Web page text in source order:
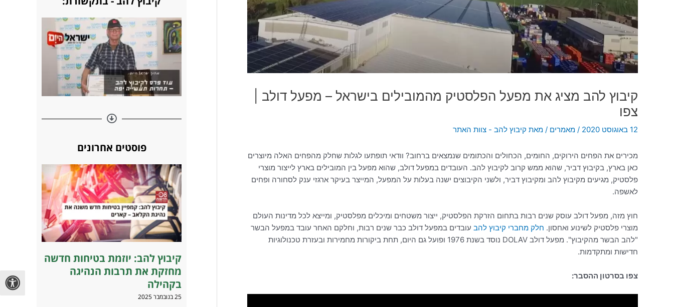
קיבוץ להב מציג את מפעל הפלסטיק מהמובילים בישראל – מפעל דולב |
צפו
12 באוגוסט 2020 / מאמרים / מאת קיבוץ להב - צוות האתר
מכירים את הפחים הירוקים, החומים, הכחולים והכתומים שנמצאים ברחוב? וודאי תופתעו לגלות שחלק מהפחים האלה מיוצרים
כאן בארץ, בקיבוץ דביר, שהוא ממש קרוב לקיבוץ להב. העובדים במפעל דולב, שהוא מפעל בין המובילים בארץ לייצור מוצרי
פלסטיק, מגיעים מקיבוץ להב ומקיבוץ דביר, ולשני הקיבוצים ישנה בעלות על המפעל, המייצר בעיקר ארגזי ענק לסחורה ופחים
לאשפה.
חוץ מזה, מפעל דולב עוסק שנים רבות בתחום הזרקת הפלסטיק, ייצור משטחים ומיכלים מפלסטיק, ומייצא לכל מדינות העולם
מוצרי פלסטיק לשינוע ואחסון. חלק מחברי קיבוץ להב עובדים במפעל דולב כבר שנים רבות, וחלקם האחר עובד במפעל הבשר
"להב הבשר מהקיבוץ". מפעל דולב DOLAV נוסד בשנת 1976 ופועל גם היום, תחת ביקורות מחמירות ובעזרת טכנולוגיות
חדישות ומתקדמות.
צפו בסרטון ההסבר:
n
פוסטים אחרונים
קיבוץ להב: יוזמת בטיחות חדשה
מחזקת את תרבות הנהיגה
בקהילה
25 בנובמבר 2025